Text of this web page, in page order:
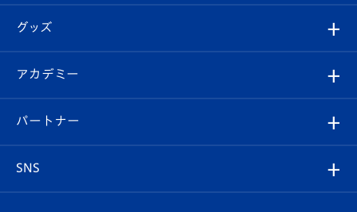
チケット
イベント
メディア
ホームタウン
スタッフプロフィール
マスコット紹介
はじめての観戦ガイド
Revive Team
ヴィヴィくんの長崎おもてなしガイド
フォトギャラリー
スタジアムグルメ
チケット
V-LOVERS（ファンクラブ）
プレイヤーズスイート
グッズ
オンラインショップ
店舗情報
アカデミー
育成からのお知らせ
U-18
パートナー
SNS